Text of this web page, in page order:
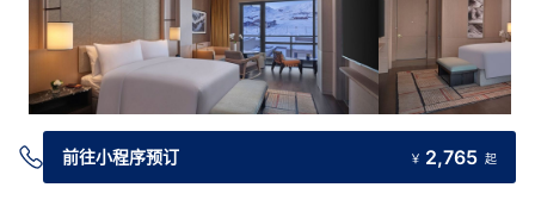
前往小程序预订 ￥ 2,765 起